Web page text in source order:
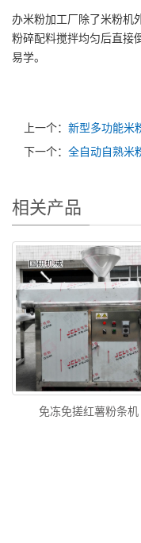
办米粉加工厂除了米粉机
粉碎配料搅拌均匀后直接
易学。
上一个： 新型多功能米
下一个： 全自动自熟米
相关产品
免冻免搓红薯粉条机